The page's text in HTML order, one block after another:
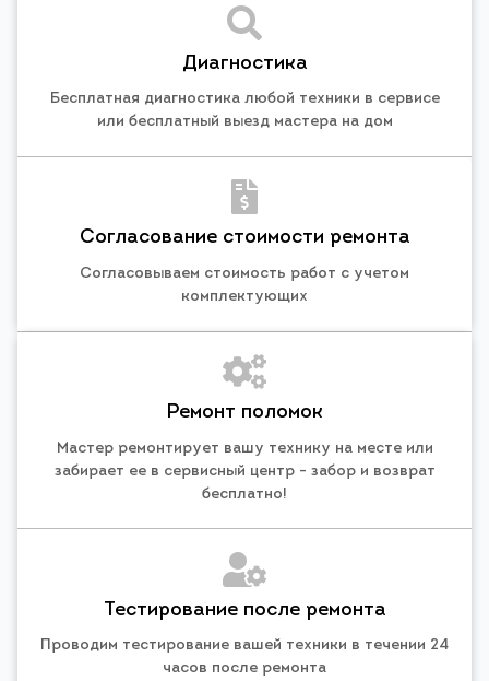
Диагностика
Бесплатная диагностика любой техники в сервисе
или бесплатный выезд мастера на дом
Согласование стоимости ремонта
Согласовываем стоимость работ с учетом
комплектующих
Ремонт поломок
Мастер ремонтирует вашу технику на месте или
забирает ее в сервисный центр - забор и возврат
бесплатно!
Тестирование после ремонта
Проводим тестирование вашей техники в течении 24
часов после ремонта